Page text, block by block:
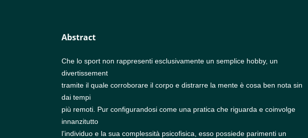
Abstract
Che lo sport non rappresenti esclusivamente un semplice hobby, un
divertissement
tramite il quale corroborare il corpo e distrarre la mente è cosa ben nota sin
dai tempi
più remoti. Pur configurandosi come una pratica che riguarda e coinvolge
innanzitutto
l’individuo e la sua complessità psicofisica, esso possiede parimenti un